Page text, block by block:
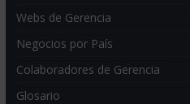
Webs de Gerencia
Negocios por País
Colaboradores de Gerencia
Glosario